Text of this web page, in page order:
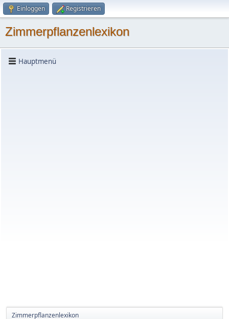
Einloggen Registrieren
Zimmerpflanzenlexikon
Hauptmenü
Zimmerpflanzenlexikon